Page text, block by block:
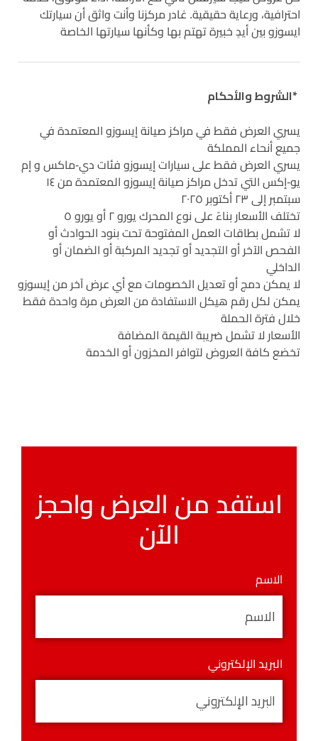
احترافية، ورعاية حقيقية. غادر مركزنا وأنت واثق أن سيارتك
ايسوزو بين أيدٍ خبيرة تهتم بها وكأنها سيارتها الخاصة
الشروط والأحكام*
يسري العرض فقط في مراكز صيانة إيسوزو المعتمدة في
جميع أنحاء المملكة
يسري العرض فقط على سيارات إيسوزو فئات دي-ماكس و إم
يو-إكس التي تدخل مراكز صيانة إيسوزو المعتمدة من ١٤
سبتمبر إلى ٢٣ أكتوبر ٢٠٢٥
تختلف الأسعار بناءً على نوع المحرك يورو ٢ أو يورو ٥
لا تشمل بطاقات العمل المفتوحة تحت بنود الحوادث أو
الفحص الآخر أو التجديد أو تجديد المركبة أو الضمان أو
الداخلي
لا يمكن دمج أو تعديل الخصومات مع أي عرض آخر من إيسوزو
يمكن لكل رقم هيكل الاستفادة من العرض مرة واحدة فقط
خلال فترة الحملة
الأسعار لا تشمل ضريبة القيمة المضافة
تخضع كافة العروض لتوافر المخزون أو الخدمة
استفد من العرض واحجز
الآن
الاسم
البريد الإلكتروني